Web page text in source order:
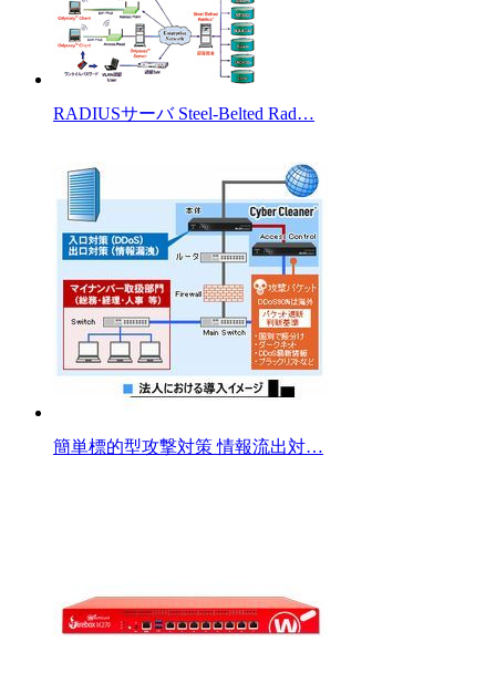
RADIUSサーバ Steel-Belted Rad…
簡単標的型攻撃対策 情報流出対…